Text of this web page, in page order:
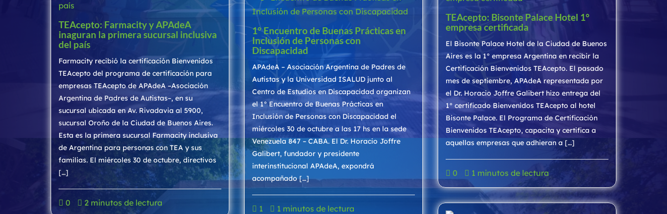
TEAcepto: Farmacity y APAdeA
inaguran la primera sucursal inclusiva
del país
Farmacity recibió la certificación Bienvenidos
TEAcepto del programa de certificación para
empresas TEAcepto de APAdeA –Asociación
Argentina de Padres de Autistas–, en su
sucursal ubicada en Av. Rivadavia al 5900,
sucursal Oroño de la Ciudad de Buenos Aires.
Esta es la primera sucursal Farmacity inclusiva
de Argentina para personas con TEA y sus
familias. El miércoles 30 de octubre, directivos
[…]
0 2 minutos de lectura
TEAcepto: Bisonte Palace Hotel 1°
empresa certificada
El Bisonte Palace Hotel de la Ciudad de Buenos
Aires es la 1° empresa Argentina en recibir la
Certificación Bienvenidos TEAcepto. El pasado
mes de septiembre, APAdeA representada por
el Dr. Horacio Joffre Galibert hizo entrega del
1° certificado Bienvenidos TEAcepto al hotel
Bisonte Palace. El Programa de Certificación
Bienvenidos TEAcepto, capacita y certifica a
aquellas empresas que adhieran a […]
0 1 minutos de lectura
1° Encuentro de Buenas Prácticas en
Inclusión de Personas con
Discapacidad
APAdeA – Asociación Argentina de Padres de
Autistas y la Universidad ISALUD junto al
Centro de Estudios en Discapacidad organizan
el 1° Encuentro de Buenas Prácticas en
Inclusión de Personas con Discapacidad el
miércoles 30 de octubre a las 17 hs en la sede
Venezuela 847 – CABA. El Dr. Horacio Joffre
Galibert, fundador y presidente
interinstitucional APAdeA, expondrá
acompañado […]
1 1 minutos de lectura